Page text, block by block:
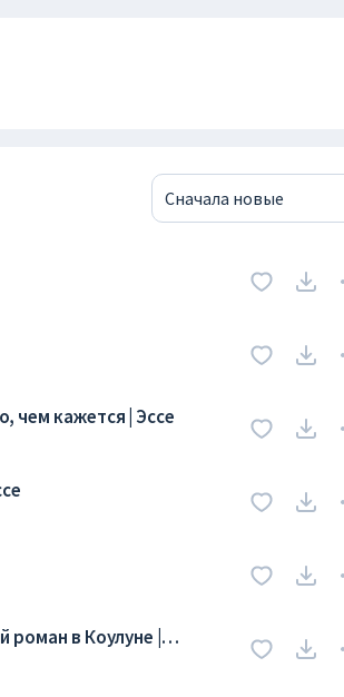
Сначала новые
чем кажется | Эссе
в Коулуне |